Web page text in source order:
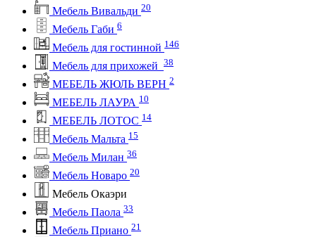
Мебель Вивальди 20
Мебель Габи 6
Мебель для гостинной 146
Мебель для прихожей 38
МЕБЕЛЬ ЖЮЛЬ ВЕРН 2
МЕБЕЛЬ ЛАУРА 10
МЕБЕЛЬ ЛОТОС 14
Мебель Мальта 15
Мебель Милан 36
Мебель Новаро 20
Мебель Окаэри
Мебель Паола 33
Мебель Приано 21